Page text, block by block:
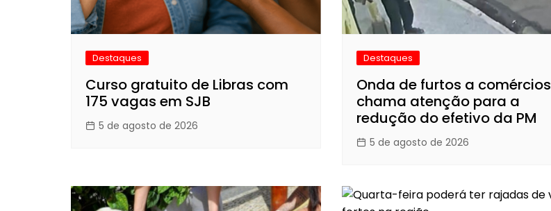
Destaques
Curso gratuito de Libras com
175 vagas em SJB
5 de agosto de 2026
Destaques
Onda de furtos a comércios
chama atenção para a
redução do efetivo da PM
5 de agosto de 2026